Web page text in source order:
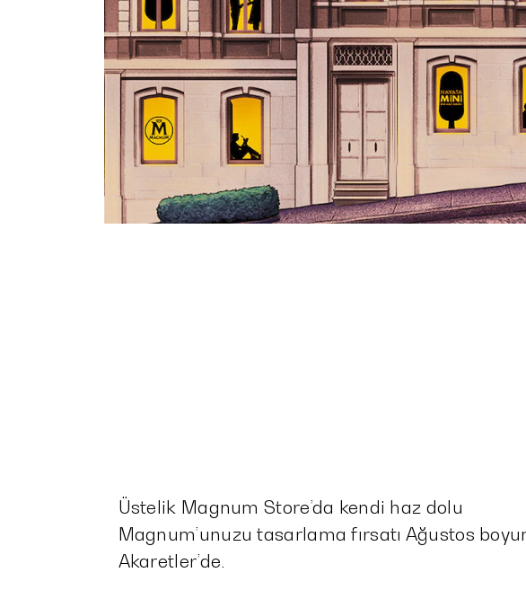
Üstelik Magnum Store’da kendi haz dolu
Magnum’unuzu tasarlama fırsatı Ağustos
Akaretler’de.